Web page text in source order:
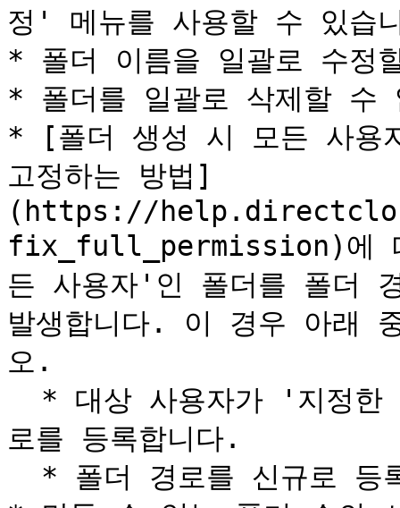
정' 메뉴를 사용할 수 있습
* 폴더 이름을 일괄로 수정
* 폴더를 일괄로 삭제할 수
* [폴더 생성 시 모든 사용
고정하는 방법]
(https://
fix_full_permission)에
든 사용자'인 폴더를 폴더
발생합니다. 이 경우 아래
오.
로를 등록합니다.